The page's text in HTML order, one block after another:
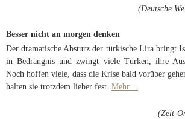
(Deutsche
Besser nicht an morgen denken
Der dramatische Absturz der türkische Lira bringt
in Bedrängnis und zwingt viele Türken, ihre
Noch hoffen viele, dass die Krise bald vorüber
halten sie trotzdem lieber fest. Mehr…
(Zeit-